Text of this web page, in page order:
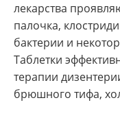
лекарства
палочка,
бактерии и
Таблетки
терапии
брюшного тифа,